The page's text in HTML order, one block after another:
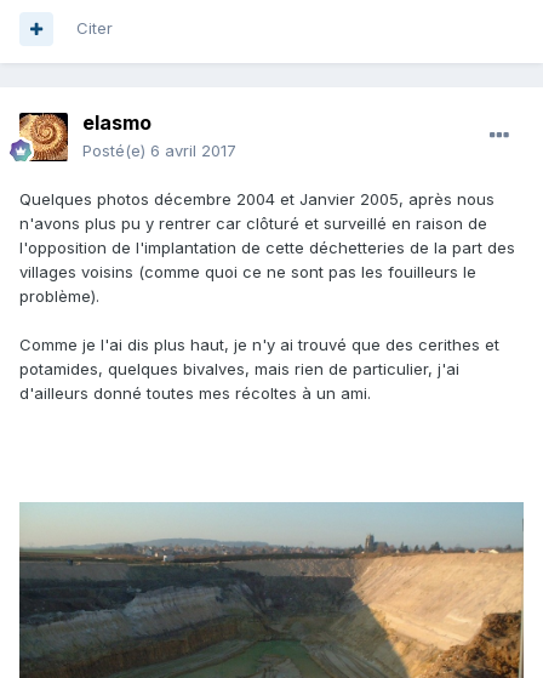
Citer
elasmo
Posté(e) 6 avril 2017
Quelques photos décembre 2004 et Janvier 2005, après nous
n'avons plus pu y rentrer car clôturé et surveillé en raison de
l'opposition de l'implantation de cette déchetteries de la part des
villages voisins (comme quoi ce ne sont pas les fouilleurs le
problème).
Comme je l'ai dis plus haut, je n'y ai trouvé que des cerithes et
potamides, quelques bivalves, mais rien de particulier, j'ai
d'ailleurs donné toutes mes récoltes à un ami.